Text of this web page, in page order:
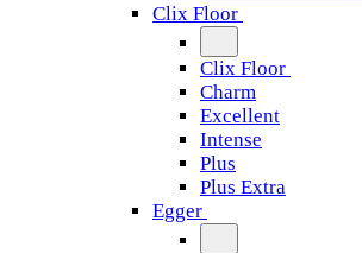
Clix Floor
Clix Floor
Charm
Excellent
Intense
Plus
Plus Extra
Egger